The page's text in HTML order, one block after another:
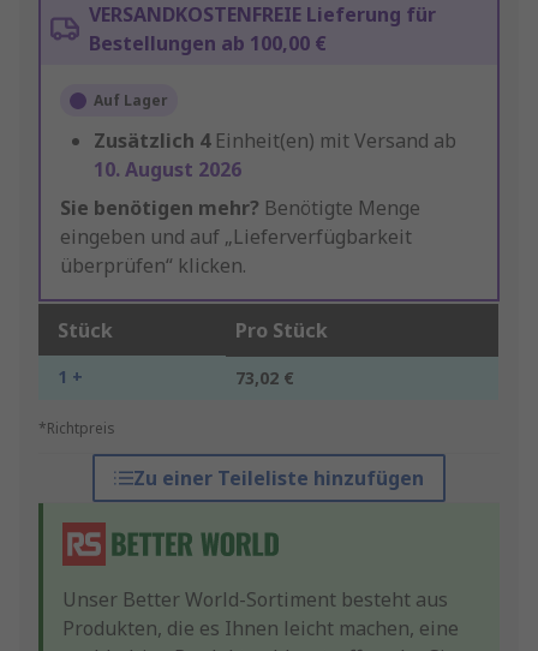
VERSANDKOSTENFREIE Lieferung für
Bestellungen ab 100,00 €
Auf Lager
Zusätzlich 4 Einheit(en) mit Versand ab
10. August 2026
Sie benötigen mehr? Benötigte Menge
eingeben und auf „Lieferverfügbarkeit
überprüfen“ klicken.
Stück Pro Stück
1 + 73,02 €
*Richtpreis
Zu einer Teileliste hinzufügen
Unser Better World-Sortiment besteht aus
Produkten, die es Ihnen leicht machen, eine